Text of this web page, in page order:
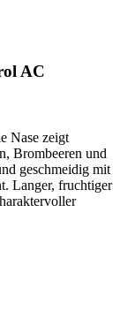
AC
Nase zeigt
Brombeeren und
geschmeidig mit
Langer, fruchtiger